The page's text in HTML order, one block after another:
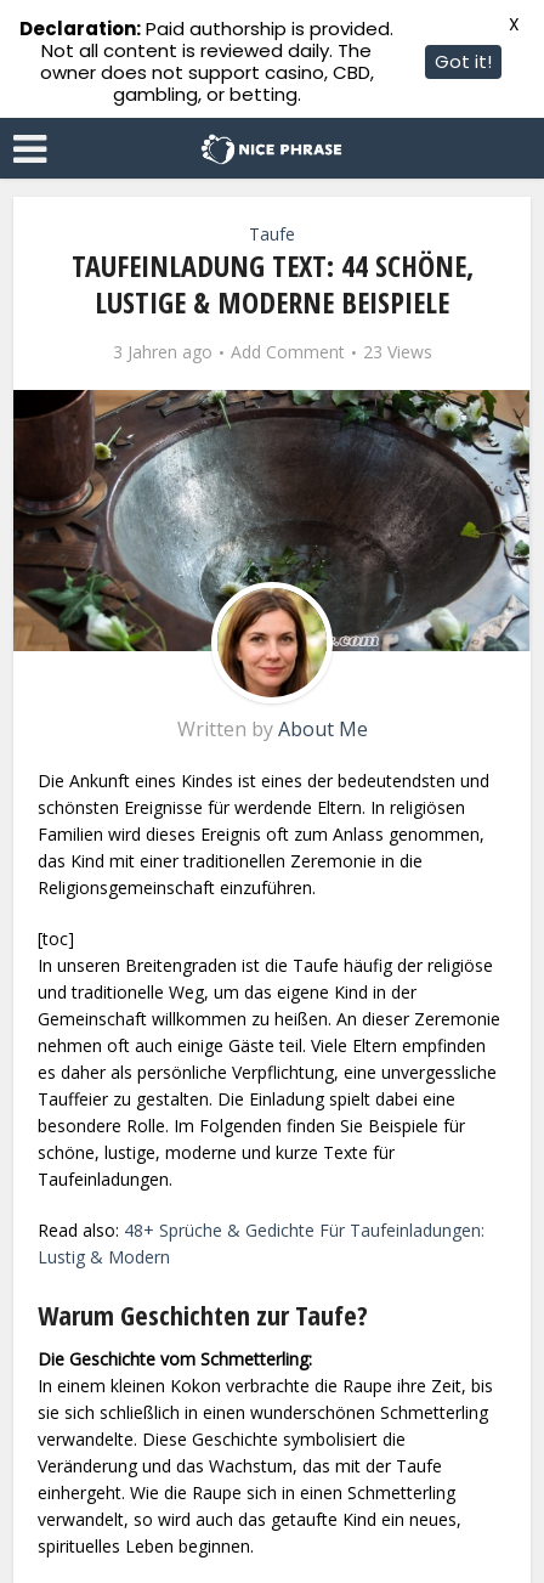
Taufe
TAUFEINLADUNG TEXT: 44 SCHÖNE,
LUSTIGE & MODERNE BEISPIELE
3 Jahren ago Add Comment 23 Views
Written byAbout Me
Die Ankunft eines Kindes ist eines der bedeutendsten und
schönsten Ereignisse für werdende Eltern. In religiösen
Familien wird dieses Ereignis oft zum Anlass genommen,
das Kind mit einer traditionellen Zeremonie in die
Religionsgemeinschaft einzuführen.
[toc]
In unseren Breitengraden ist die Taufe häufig der religiöse
und traditionelle Weg, um das eigene Kind in der
Gemeinschaft willkommen zu heißen. An dieser Zeremonie
nehmen oft auch einige Gäste teil. Viele Eltern empfinden
es daher als persönliche Verpflichtung, eine unvergessliche
Tauffeier zu gestalten. Die Einladung spielt dabei eine
besondere Rolle. Im Folgenden finden Sie Beispiele für
schöne, lustige, moderne und kurze Texte für
Taufeinladungen.
Read also: 48+ Sprüche & Gedichte Für Taufeinladungen:
Lustig & Modern
Warum Geschichten zur Taufe?
Die Geschichte vom Schmetterling:
In einem kleinen Kokon verbrachte die Raupe ihre Zeit, bis
sie sich schließlich in einen wunderschönen Schmetterling
verwandelte. Diese Geschichte symbolisiert die
Veränderung und das Wachstum, das mit der Taufe
einhergeht. Wie die Raupe sich in einen Schmetterling
verwandelt, so wird auch das getaufte Kind ein neues,
spirituelles Leben beginnen.
Declaration:Paid authorship is provided.
Not all content is reviewed daily. The
owner does not support casino, CBD,
gambling, or betting.
Got it!
X